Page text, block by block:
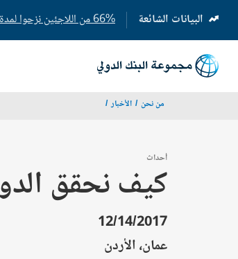
البيانات الشائعة 66% من اللاجئين نزحوا لمدة خمس سنوات على الأقل
(opens
in
a
new
من نحن الأخبار
أحداث
كيف نحقق
12/14/2017
عمان، الأردن